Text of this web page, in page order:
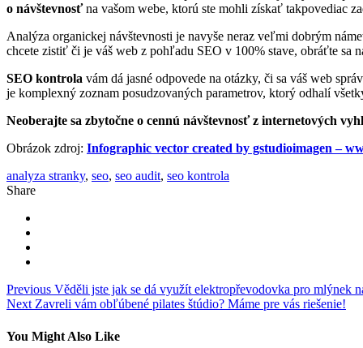
o návštevnosťna vašom webe, ktorú ste mohli získať takpovediac
Analýza organickej návštevnosti je navyše neraz veľmi dobrým
chcete zistiť či je váš web z pohľadu SEO v 100% stave, obráťte sa
SEO kontrola vám dá jasné odpovede na otázky, či sa váš web
je komplexný zoznam posudzovaných parametrov, ktorý odhalí
Neoberajte sa zbytočne o cennú návštevnosť z internetových
Obrázok zdroj: Infographic vector created by gstudioimagen –
analyza stranky, seo, seo audit, seo kontrola
Share
Navigace
pro
příspěvek
Previous Věděli jste jak se dá využít elektropřevodovka pro mlýnek
Next Zavreli vám obľúbené pilates štúdio? Máme pre vás riešenie!
You Might Also Like